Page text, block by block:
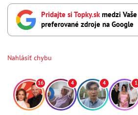
Pridajte si Topky.skmedzi Vaše
preferované zdroje na Google
Nahlásiť chybu
16 4 4 1